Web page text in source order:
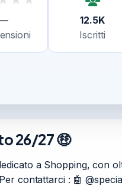
12.5K
Iscritti
26/27 🤑
a Shopping, con
contattarci : 🤖